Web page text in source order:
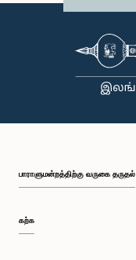
பாராளுமன்றத்திற்கு வருகை தருதல்
கற்க